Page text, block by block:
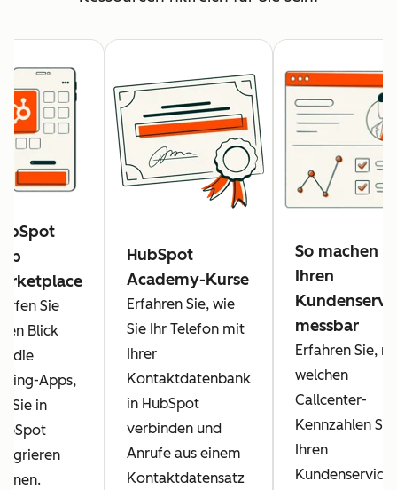
Sie
Blick
die
Apps,
Sie in
HubSpot
Academy-Kurse
Erfahren Sie, wie
Sie Ihr Telefon mit
Ihrer
Kontaktdatenbank
in HubSpot
verbinden und
Anrufe aus einem
Kontaktdatensatz
So machen
Ihren
messbar
Erfahren Sie,
welchen
Callcenter-
Kennzahlen Sie
Ihren
Kundenservice